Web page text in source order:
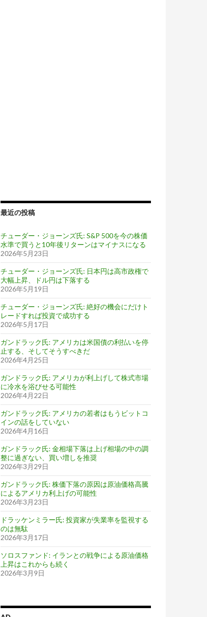
最近の投稿
チューダー・ジョーンズ氏: S&P 500を今の株価
水準で買うと10年後リターンはマイナスになる
2026年5月23日
チューダー・ジョーンズ氏: 日本円は高市政権で
大幅上昇、ドル円は下落する
2026年5月19日
チューダー・ジョーンズ氏: 絶好の機会にだけト
レードすれば投資で成功する
2026年5月17日
ガンドラック氏: アメリカは米国債の利払いを停
止する、そしてそうすべきだ
2026年4月25日
ガンドラック氏: アメリカが利上げして株式市場
に冷水を浴びせる可能性
2026年4月22日
ガンドラック氏: アメリカの若者はもうビットコ
インの話をしていない
2026年4月16日
ガンドラック氏: 金相場下落は上げ相場の中の調
整に過ぎない、買い増しを推奨
2026年3月29日
ガンドラック氏: 株価下落の原因は原油価格高騰
によるアメリカ利上げの可能性
2026年3月23日
ドラッケンミラー氏: 投資家が失業率を監視する
のは無駄
2026年3月17日
ソロスファンド: イランとの戦争による原油価格
上昇はこれからも続く
2026年3月9日